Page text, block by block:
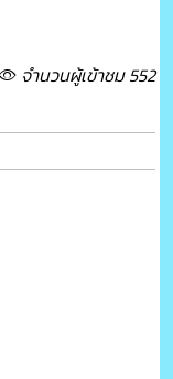
จำนวนผู้เข้าชม 552